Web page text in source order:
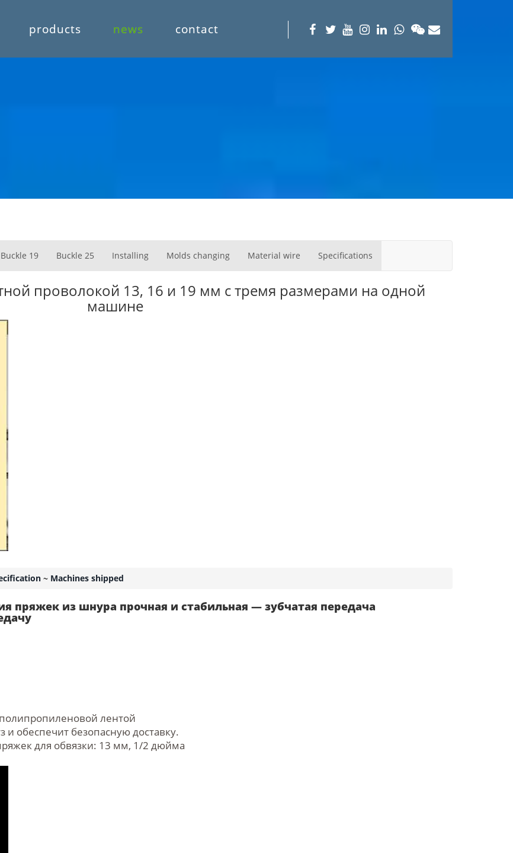
products news contact
Buckle 19 Buckle 25 Installing Molds changing Material wire Specifications
проволокой 13, 16 и 19 мм с тремя размерами на одной
машине
~ Machines shipped
пряжек из шнура прочная и стабильная — зубчатая передача
лентой
и обеспечит безопасную доставку.
для обвязки: 13 мм, 1/2 дюйма